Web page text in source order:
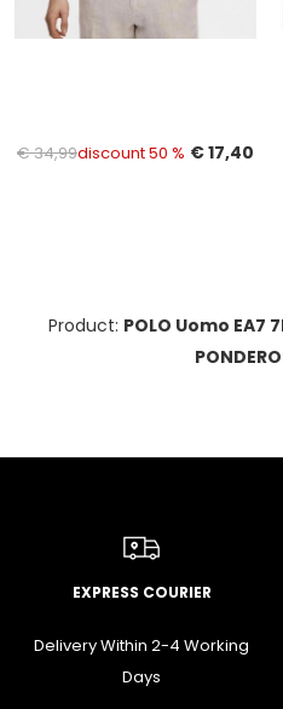
€ 34,99discount 50 % € 17,40
Product: POLO Uomo EA7
EXPRESS COURIER
Delivery Within 2-4 Working
Days